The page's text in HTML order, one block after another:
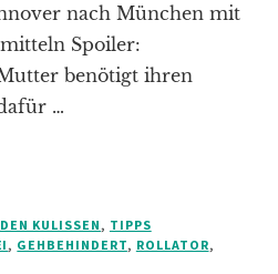
nach München mit
Spoiler:
benötigt ihren
…
KULISSEN, TIPPS
, GEHBEHINDERT, ROLLATOR,